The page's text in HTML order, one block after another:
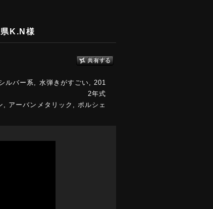
K.N様
ルバー系, 水弾きがすごい, 201
2年式
, アーバンメタリック , ポルシェ